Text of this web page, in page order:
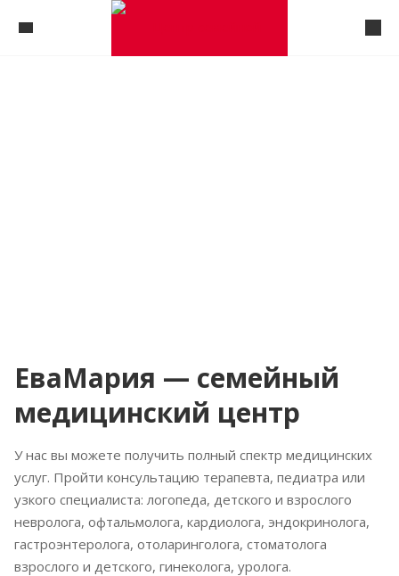
ЕваМария — семейный
медицинский центр
У нас вы можете получить полный спектр медицинских
услуг. Пройти консультацию терапевта, педиатра или
узкого специалиста: логопеда, детского и взрослого
невролога, офтальмолога, кардиолога, эндокринолога,
гастроэнтеролога, отоларинголога, стоматолога
взрослого и детского, гинеколога, уролога.